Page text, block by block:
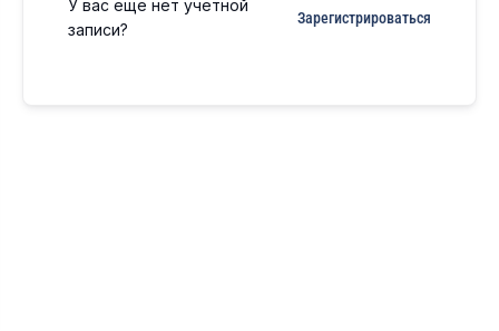
У вас еще нет учетной
записи?
Зарегистрироваться